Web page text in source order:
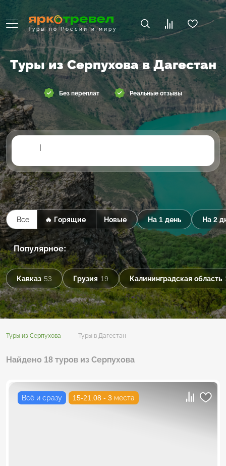
Туры по России и миру
Туры из Серпухова в Дагестан
Без переплат Реальные отзывы
|
Все 🔥 Горящие Новые На 1 день На 2
Популярное:
Кавказ 53 Грузия 19 Калининградская область
Туры из Серпухова Туры в Дагестан
Найдено 18 туров из Серпухова
Всё и сразу 15-21.08 - 3 места